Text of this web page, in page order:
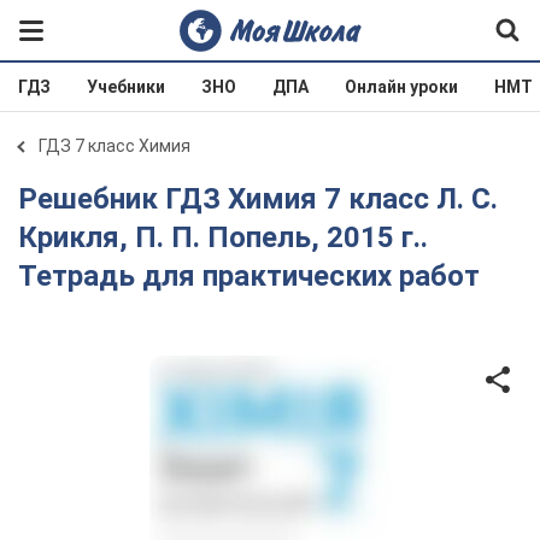
ГДЗ Учебники ЗНО ДПА Онлайн уроки НМТ
ГДЗ 7 класс Химия
Решебник ГДЗ Химия 7 класс Л. С.
Крикля, П. П. Попель, 2015 г..
Тетрадь для практических работ